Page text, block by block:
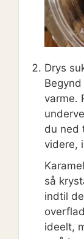
Drys
varme.
du ned
videre,
så
indtil
ideelt,